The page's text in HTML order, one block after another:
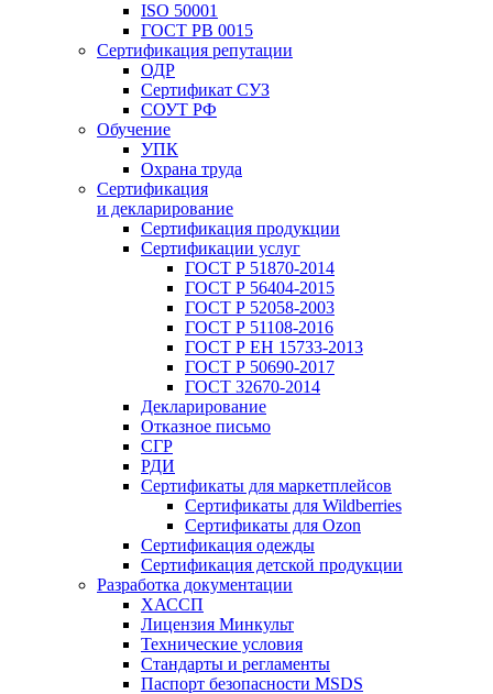
ISO 50001
ГОСТ РВ 0015
Сертификация репутации
ОДР
Сертификат СУЗ
СОУТ РФ
Обучение
УПК
Охрана труда
Сертификация
и декларирование
Сертификация продукции
Сертификации услуг
ГОСТ Р 51870-2014
ГОСТ Р 56404-2015
ГОСТ Р 52058-2003
ГОСТ Р 51108-2016
ГОСТ Р ЕН 15733-2013
ГОСТ Р 50690-2017
ГОСТ 32670-2014
Декларирование
Отказное письмо
СГР
РДИ
Сертификаты для маркетплейсов
Сертификаты для Wildberries
Сертификаты для Ozon
Сертификация одежды
Сертификация детской продукции
Разработка документации
ХАССП
Лицензия Минкульт
Технические условия
Стандарты и регламенты
Паспорт безопасности MSDS